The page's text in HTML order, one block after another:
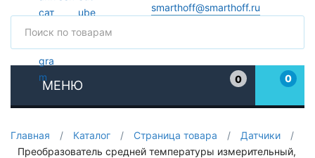
smarthoff@smarthoff.ru
МЕНЮ
0
0
Главная / Каталог / Страница товара / Датчики
/
Преобразователь средней температуры измерительный,